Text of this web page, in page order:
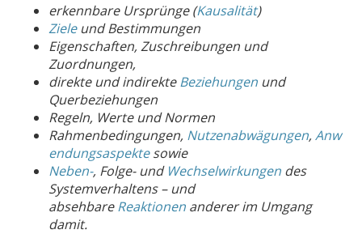
erkennbare Ursprünge (Kausalität)
Zieleund Bestimmungen
Eigenschaften, Zuschreibungen und
Zuordnungen,
direkte und indirekteBeziehungen und
Querbeziehungen
Regeln, Werte und Normen
Rahmenbedingungen, Nutzenabwägungen,Anw
endungsaspektesowie
Neben-, Folge- und Wechselwirkungen des
Systemverhaltens – und
absehbareReaktionen anderer im Umgang
damit.